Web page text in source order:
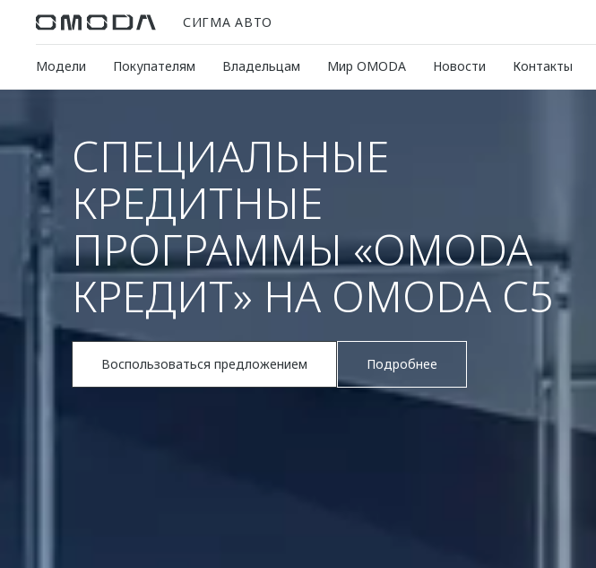
СИГМА АВТО
Модели Покупателям Владельцам Мир OMODA Новости Контакты
СПЕЦИАЛЬНЫЕ
КРЕДИТНЫЕ
ПРОГРАММЫ «OMODA
КРЕДИТ» НА OMODA C5
Воспользоваться предложением Подробнее